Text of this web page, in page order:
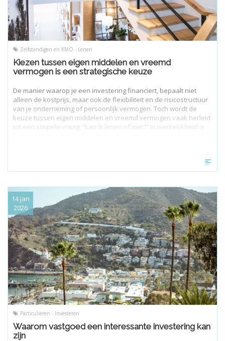
Zelfstandigen en KMO - Lenen
Kiezen tussen eigen middelen en vreemd
vermogen is een strategische keuze
De manier waarop je een investering financiert, bepaalt niet
alleen de kostprijs, maar ook de flexibiliteit en de risicostructuur
van je onderneming of persoonlijk vermogen. Toch wordt de
keuze tussen eigen middelen en vreemd vermogen vaak herleid
tot een simpele vraag: “kan ik lenen of niet?” In werkelijkheid is
14 jan
2026
Particulieren - Investeren
Waarom vastgoed een interessante investering kan
zijn